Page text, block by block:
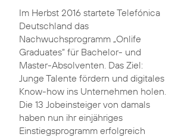
Im Herbst 2016 startete Telefónica
Deutschland das
Nachwuchsprogramm „Onlife
Graduates“ für Bachelor- und
Master-Absolventen. Das Ziel:
Junge Talente fördern und digitales
Know-how ins Unternehmen holen.
Die 13 Jobeinsteiger von damals
haben nun ihr einjähriges
Einstiegsprogramm erfolgreich